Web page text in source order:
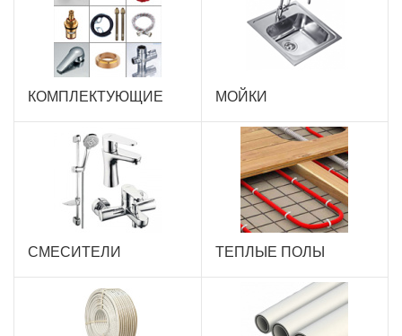
КОМПЛЕКТУЮЩИЕ МОЙКИ
СМЕСИТЕЛИ ТЕПЛЫЕ ПОЛЫ